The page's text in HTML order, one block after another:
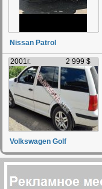
Nissan Patrol
2001г. 2 999 $
Volkswagen Golf